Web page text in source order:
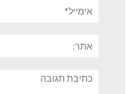
תגובה